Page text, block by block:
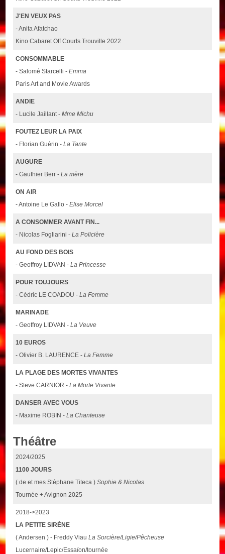
J'EN VEUX PAS
- Anita Afatchao
Kino Cabaret Off Courts Trouville 2022
CONSOMMABLE
- Salomé Starcelli -Emma
Paris Art and Movie Awards
ANDIE
- Lucile Jaillant -Mme Michu
FOUTEZ LEUR LA PAIX
- Florian Guérin -La Tante
AUGURE
- Gauthier Berr -La mère
ON AIR
- Antoine Le Gallo -Elise Morcel
A CONSOMMER AVANT FIN...
- Nicolas Fogliarini -La Policière
AU FOND DES BOIS
- Geoffroy LIDVAN -La Princesse
POUR TOUJOURS
- Cédric LE COADOU -La Femme
MARINADE
- Geoffroy LIDVAN -La Veuve
10 EUROS
- Olivier B. LAURENCE -La Femme
LA PLAGE DES MORTES VIVANTES
- Steve CARNIOR -La Morte Vivante
DANSER AVEC VOUS
- Maxime ROBIN -La Chanteuse
Théâtre
2024/2025
1100 JOURS
( de et mes Stéphane Titeca )Sophie & Nicolas
Tournée + Avignon 2025
2018->2023
LA PETITE SIRÈNE
( Andersen ) - Freddy ViauLa Sorcière/Ligie/Pêcheuse
Lucernaire/Lepic/Essaïon/tournée